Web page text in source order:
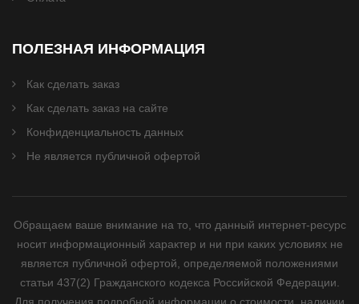
ПОЛЕЗНАЯ ИНФОРМАЦИЯ
Как сделать заказ
Как сделать заказ на сайте
Конфиденциальность данных
Не является публичной офертой
Обращаем ваше внимание на то, что данный интернет-ресурс
носит информационный характер и ни при каких условиях не
является публичной офертой, определяемой положениями
статьи 437(2) Гражданского кодекса Российской Федерации.